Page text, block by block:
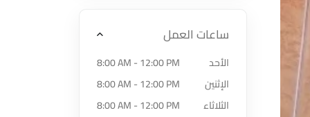
ساعات العمل
الأحد
8:00 AM - 12:00 PM
الإثنين
8:00 AM - 12:00 PM
الثلاثاء
8:00 AM - 12:00 PM